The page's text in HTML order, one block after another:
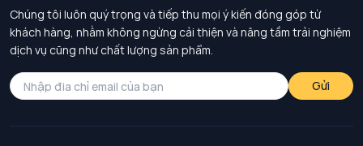
Chúng tôi luôn quý trọng và tiếp thu mọi ý kiến đóng góp từ
khách hàng, nhằm không ngừng cải thiện và nâng tầm trải nghiệm
dịch vụ cũng như chất lượng sản phẩm.
Gửi